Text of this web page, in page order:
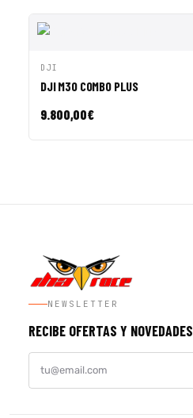
VISTA RÁPIDA
DJI
DJI M30 COMBO PLUS
9.800,00€
NEWSLETTER
RECIBE OFERTAS Y NOVEDADES